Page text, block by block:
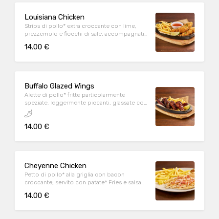
Louisiana Chicken
Strips di pollo* extra croccante con lime,
prezzemolo e fiocchi di sale, accompagnati
14.00 €
Buffalo Glazed Wings
Alette di pollo* fritte particolarmente
speziate, leggermente piccanti, glassate con
Korean sauce, sesamo tostato, prezzemolo,
lime e servite con patate* Fries
14.00 €
Cheyenne Chicken
Petto di pollo* alla griglia con bacon
croccante, servito con patate* Fries e salsa
14.00 €